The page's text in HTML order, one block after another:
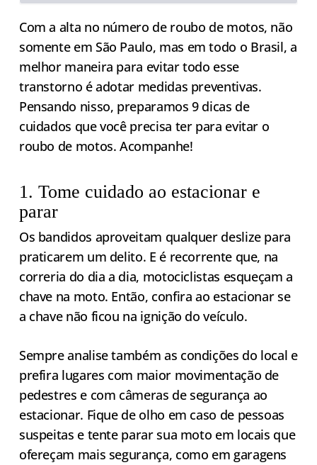
Com a alta no número de roubo de motos, não
somente em São Paulo, mas em todo o Brasil, a
melhor maneira para evitar todo esse
transtorno é adotar medidas preventivas.
Pensando nisso, preparamos 9 dicas de
cuidados que você precisa ter para evitar o
roubo de motos. Acompanhe!
1. Tome cuidado ao estacionar e
parar
Os bandidos aproveitam qualquer deslize para
praticarem um delito. E é recorrente que, na
correria do dia a dia, motociclistas esqueçam a
chave na moto. Então, confira ao estacionar se
a chave não ficou na ignição do veículo.
Sempre analise também as condições do local e
prefira lugares com maior movimentação de
pedestres e com câmeras de segurança ao
estacionar. Fique de olho em caso de pessoas
suspeitas e tente parar sua moto em locais que
ofereçam mais segurança, como em garagens